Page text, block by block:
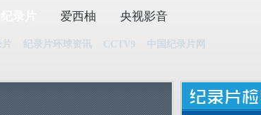
片 纪录片环球资讯 CCTV9 中国纪录片网
爱西柚 央视影音